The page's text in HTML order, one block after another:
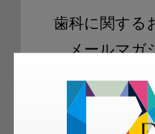
歯科に関する
メールマガ
ご登録いただいた